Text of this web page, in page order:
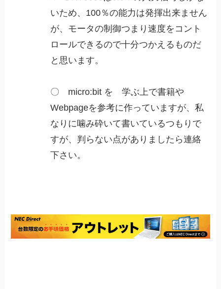
いため、100％の能力は発揮出来ません
が、モータの制御つまり速度をコント
ロールできるので十分つかえるものだ
と思います。
〇 micro:bit を 学ぶ上で書籍や
Webpageを参考に作っていますが、私
なりに噛み砕いて書いているつもりで
すが、判らない点がありましたら連絡
下さい。